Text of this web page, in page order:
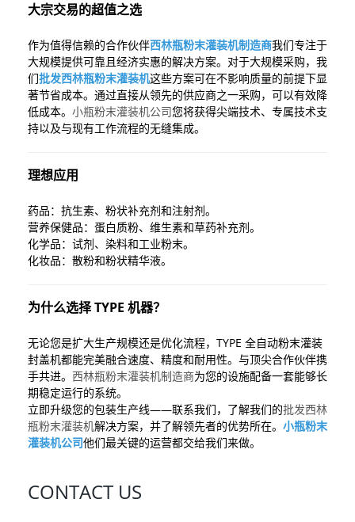
大宗交易的超值之选
作为值得信赖的合作伙伴西林瓶粉末灌装机制造商我们专注于
大规模提供可靠且经济实惠的解决方案。对于大规模采购，我
们批发西林瓶粉末灌装机这些方案可在不影响质量的前提下显
著节省成本。通过直接从领先的供应商之一采购，可以有效降
低成本。 小瓶粉末灌装机公司您将获得尖端技术、专属技术支
持以及与现有工作流程的无缝集成。
理想应用
药品：抗生素、粉状补充剂和注射剂。
营养保健品：蛋白质粉、维生素和草药补充剂。
化学品：试剂、染料和工业粉末。
化妆品：散粉和粉状精华液。
为什么选择 TYPE 机器？
无论您是扩大生产规模还是优化流程，TYPE 全自动粉末灌装
封盖机都能完美融合速度、精度和耐用性。与顶尖合作伙伴携
手共进。 西林瓶粉末灌装机制造商为您的设施配备一套能够长
期稳定运行的系统。
立即升级您的包装生产线——联系我们，了解我们的批发西林
瓶粉末灌装机解决方案，并了解领先者的优势所在。 小瓶粉末
灌装机公司他们最关键的运营都交给我们来做。
CONTACT US